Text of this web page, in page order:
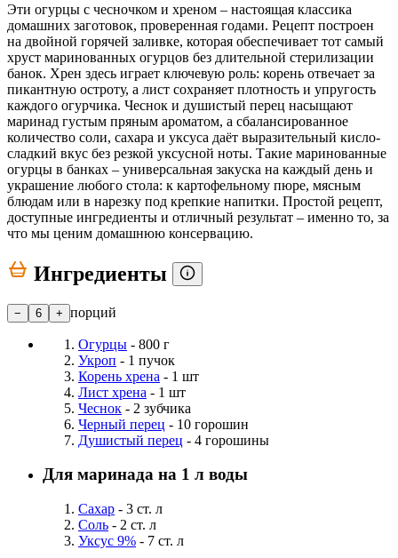
Эти огурцы с чесночком и хреном – настоящая классика
домашних заготовок, проверенная годами. Рецепт построен
на двойной горячей заливке, которая обеспечивает тот самый
хруст маринованных огурцов без длительной стерилизации
банок. Хрен здесь играет ключевую роль: корень отвечает за
пикантную остроту, а лист сохраняет плотность и упругость
каждого огурчика. Чеснок и душистый перец насыщают
маринад густым пряным ароматом, а сбалансированное
количество соли, сахара и уксуса даёт выразительный кисло-
сладкий вкус без резкой уксусной ноты. Такие маринованные
огурцы в банках – универсальная закуска на каждый день и
украшение любого стола: к картофельному пюре, мясным
блюдам или в нарезку под крепкие напитки. Простой рецепт,
доступные ингредиенты и отличный результат – именно то, за
что мы ценим домашнюю консервацию.
Ингредиенты
− 6 + порций
Огурцы - 800 г
Укроп - 1 пучок
Корень хрена - 1 шт
Лист хрена - 1 шт
Чеснок - 2 зубчика
Черный перец - 10 горошин
Душистый перец - 4 горошины
Для маринада на 1 л воды
Сахар - 3 ст. л
Соль - 2 ст. л
Уксус 9% - 7 ст. л